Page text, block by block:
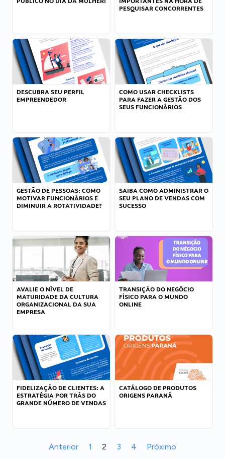
PESQUISAR CONCORRENTES
DESCUBRA SEU PERFIL
EMPREENDEDOR
COMO USAR CHECKLISTS
PARA FAZER A GESTÃO DOS
SEUS FUNCIONÁRIOS
GESTÃO DE PESSOAS: COMO
MOTIVAR FUNCIONÁRIOS E
DIMINUIR A ROTATIVIDADE?
SAIBA COMO ADMINISTRAR O
SEU PLANO DE VENDAS COM
SUCESSO
AVALIE O NÍVEL DE
MATURIDADE DA CULTURA
ORGANIZACIONAL DA SUA
EMPRESA
TRANSIÇÃO DO NEGÓCIO
FÍSICO PARA O MUNDO
ONLINE
FIDELIZAÇÃO DE CLIENTES: A
ESTRATÉGIA POR TRÁS DO
GRANDE NÚMERO DE VENDAS
CATÁLOGO DE PRODUTOS
ORIGENS PARANÁ
Anterior 1 2 3 4 Próximo